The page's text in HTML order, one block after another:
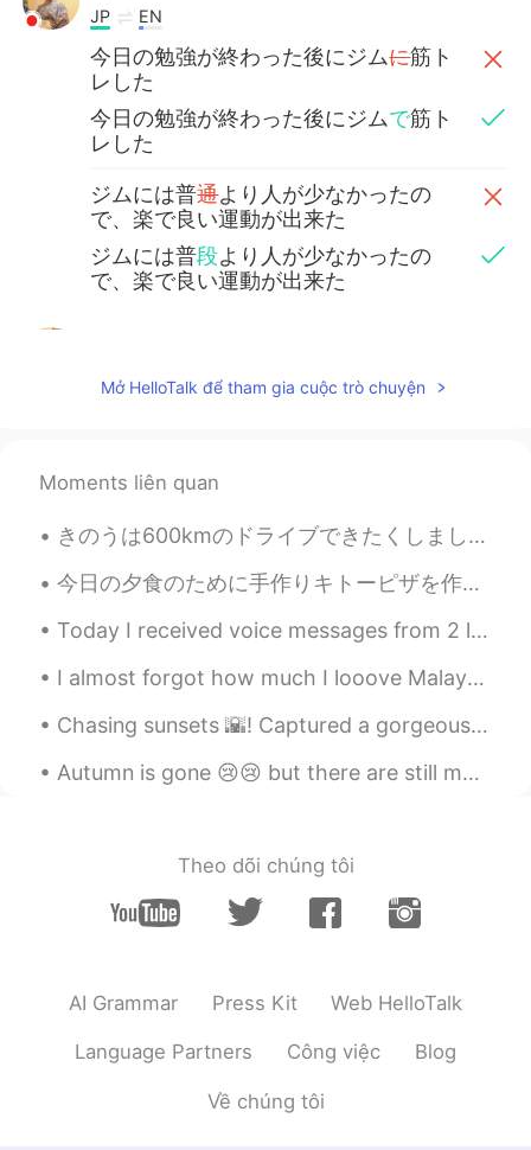
JP EN
今日の勉強が終わった後にジムに筋ト
レした
今日の勉強が終わった後にジムで筋ト
レした
ジムには普通より人が少なかったの
で、楽で良い運動が出来た
ジムには普段より人が少なかったの
で、楽で良い運動が出来た
今日の勉強が終わった後にジム
レした
ジムには普通より人が少なかったの
で、楽で良い運動が出来た
で、楽で良い運動が出来た
no name 2020.09.16 21:45
JP KR
最近筋トレしてる人が増えたよね!ジムの事
をwork out と言うんだね🤔
今日の勉強が終わった後にジムに筋ト
レした
レした
ジムには普通より人が少なかったの
で、楽
良い運動が出来た
ジムには普通より人が少なかったの
Mở HelloTalk để tham gia cuộc trò chuyện
Moments liên quan
きのうは600kmのドライブできたくしました。- It was a 600 km drive back home yesterday. I am back from my summer cam...
今日の夕食のために手作りキトーピザを作った Tonight for dinner I made a homemade keto pizza 小麦粉を入れなかったので炭水化物がとても少ない I...
Today I received voice messages from 2 little kids 🥰🥰 They were too cute😍😍 And that made my day🤩🤩💕💕
I almost forgot how much I looove Malaysian food. アトランタの一番好きなレストランで食べられて超嬉しい！😭🤤 It’s a visceral t...
Chasing sunsets 🌇! Captured a gorgeous sunset on Oxford street and Westminster Bridge few days a...
Autumn is gone 😢😢 but there are still many amazing autumn trees that I keep seeing along the side...
Theo dõi chúng tôi
AI Grammar Press Kit Web HelloTalk
Language Partners Công việc Blog
Về chúng tôi